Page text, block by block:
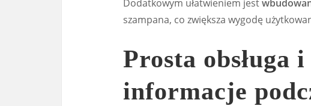
Dodatkowym ułatwieniem jest
szampana, co zwiększa wygodę
Prosta obsługa
informacje